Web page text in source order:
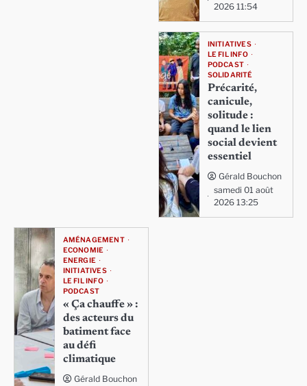
2026 11:54
INITIATIVES
LE FIL INFO
PODCAST
SOLIDARITÉ
Précarité,
canicule,
solitude :
quand le lien
social devient
essentiel
Gérald Bouchon
samedi 01 août
2026 13:25
AMÉNAGEMENT
ECONOMIE
ENERGIE
INITIATIVES
LE FIL INFO
PODCAST
« Ça chauffe » :
des acteurs du
batiment face
au défi
climatique
Gérald Bouchon